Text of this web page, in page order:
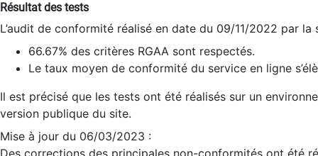
Résultat des tests
L’audit de conformité réalisé en date du 09/11/2022 par
66.67% des critères RGAA sont respectés.
Le taux moyen de conformité du service en ligne
Il est précisé que les tests ont été réalisés sur un
version publique du site.
Mise à jour du 06/03/2023 :
Des corrections des principales non-conformités ont été